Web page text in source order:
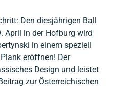
Den diesjährigen Ball
April in der Hofburg wird
in einem speziell
eröffnen! Der
Design und leistet
zur Österreichischen